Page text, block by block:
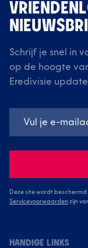
Schrijf je snel in
op de hoogte
Eredivisie
Deze site wordt
Servicevoorwaarden zijn
HANDIGE LINKS